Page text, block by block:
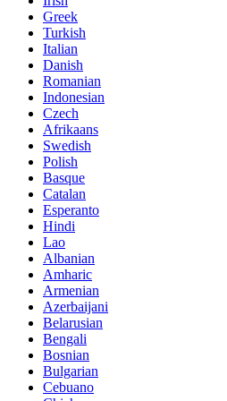
Greek
Turkish
Italian
Danish
Romanian
Indonesian
Czech
Afrikaans
Swedish
Polish
Basque
Catalan
Esperanto
Hindi
Lao
Albanian
Amharic
Armenian
Azerbaijani
Belarusian
Bengali
Bosnian
Bulgarian
Cebuano